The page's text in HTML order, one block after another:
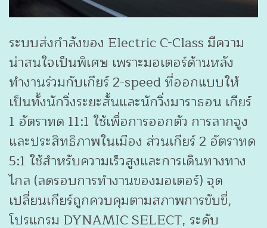
ระบบส่งกำลังของ Electric C-Class มีความ
น่าสนใจเป็นพิเศษ เพราะมอเตอร์ด้านหลัง
ทำงานร่วมกับเกียร์ 2-speed ที่ออกแบบให้
เป็นทั้งนักวิ่งระยะสั้นและนักวิ่งมาราธอน เกียร์
1 อัตราทด 11:1 ใช้เพื่อการออกตัว การลากจูง
และประสิทธิภาพในเมือง ส่วนเกียร์ 2 อัตราทด
5:1 ใช้สำหรับความเร็วสูงและการเดินทางทาง
ไกล (ลดรอบการทำงานของมอเตอร์) จุด
เปลี่ยนเกียร์ถูกควบคุมตามสภาพการขับขี่,
โปรแกรม DYNAMIC SELECT, ระดับ